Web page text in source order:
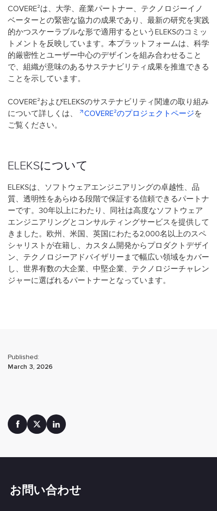
COVERE²は、大学、産業パートナー、テクノロジーイノ
ベーターとの緊密な協力の成果であり、最新の研究を実践
的かつスケーラブルな形で適用するというELEKSのコミッ
トメントを反映しています。本プラットフォームは、科学
的厳密性とユーザー中心のデザインを組み合わせること
で、組織が意味のあるサステナビリティ成果を推進できる
ことを示しています。
COVERE²およびELEKSのサステナビリティ関連の取り組み
について詳しくは、
COVERE²のプロジェクトページを
ご覧ください。
ELEKSについて
ELEKSは、ソフトウェアエンジニアリングの卓越性、品
質、透明性をあらゆる段階で保証する信頼できるパートナ
ーです。30年以上にわたり、同社は高度なソフトウェア
エンジニアリングとコンサルティングサービスを提供して
きました。欧州、米国、英国にわたる2,000名以上のスペ
シャリストが在籍し、カスタム開発からプロダクトデザイ
ン、テクノロジーアドバイザリーまで幅広い領域をカバー
し、世界有数の大企業、中堅企業、テクノロジーチャレン
ジャーに選ばれるパートナーとなっています。
Published:
March 3, 2026
お問い合わせ